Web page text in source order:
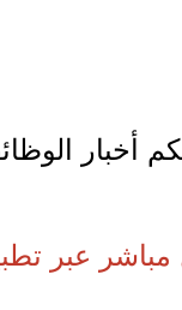
أخبار
عبر